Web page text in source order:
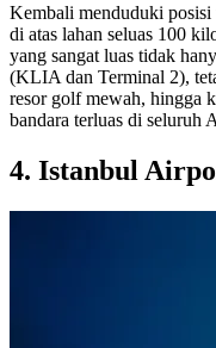
Kembali menduduki
di atas lahan seluas 100
yang sangat luas tidak
(KLIA dan Terminal 2),
resor golf mewah, hingga
bandara terluas di seluruh
4. Istanbul